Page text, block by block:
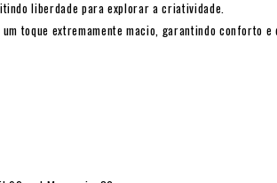
liberdade para explorar a criatividade.
toque extremamente macio, garantindo conforto e